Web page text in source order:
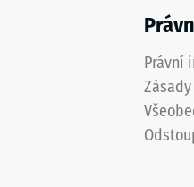
v
-
škály
Právní